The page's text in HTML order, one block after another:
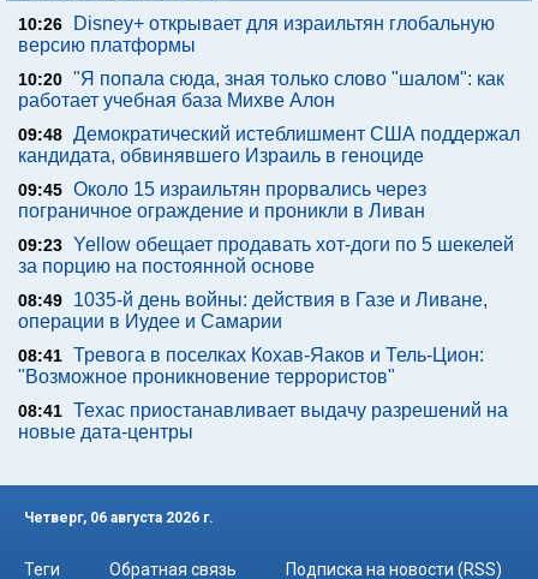
10:26
Disney+ открывает для израильтян глобальную
версию платформы
10:20 "Я попала сюда, зная только слово "шалом": как
работает учебная база Михве Алон
09:48 Демократический истеблишмент США поддержал
кандидата, обвинявшего Израиль в геноциде
09:45 Около 15 израильтян прорвались через
пограничное ограждение и проникли в Ливан
09:23 Yellow обещает продавать хот-доги по 5 шекелей
за порцию на постоянной основе
08:49
1035-й день войны: действия в Газе и Ливане,
операции в Иудее и Самарии
08:41 Тревога в поселках Кохав-Яаков и Тель-Цион:
"Возможное проникновение террористов"
08:41 Техас приостанавливает выдачу разрешений на
новые дата-центры
Четверг, 06 августа 2026 г.
Теги Обратная связь Подписка на новости (RSS)